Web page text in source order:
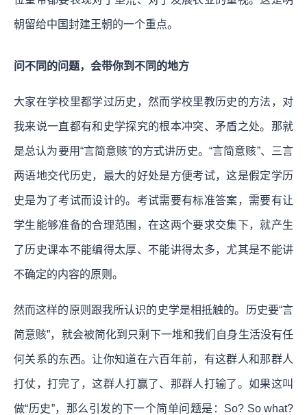
朝留给中国封建王朝的一个重点。
问不同的问题，会带你到不同的地方
大家在学校里都学过历史，然而学校里教历史的方法，对
我来说一直都有和史学探究的根本冲突、矛盾之处。那就
是总认为要用“言简意赅”的方式讲历史。“言简意赅”、三言
两语地交代历史，最大的好处是方便考试，这是假定学历
史是为了考试而设计的。考试需要有标准答案，需要有让
学生能够准备的合理范围，在这两个要求交集下，就产生
了历史课本不能编得太厚、不能讲得太多，尤其是不能讲
不确定的内容的原则。
然而这样的原则跟我所认识的史学是相抵触的。 历史要“言
简意赅”，就会被简化到只剩下一堆和我们自身生活没有任
何关系的东西。让你知道在六百年前，有这群人和那群人
打仗，打完了，这群人打赢了、那群人打输了。如果这叫
做“历史”，那么引发的下一个简单问题是：So? So what?